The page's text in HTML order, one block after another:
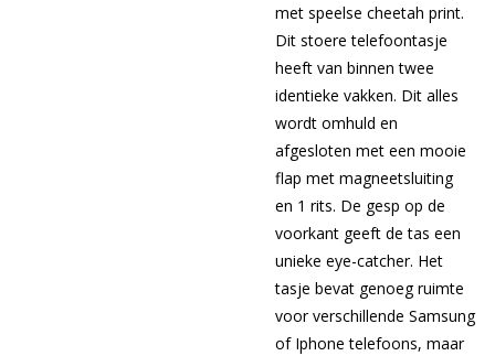
met speelse cheetah print.
Dit stoere telefoontasje
heeft van binnen twee
identieke vakken. Dit alles
wordt omhuld en
afgesloten met een mooie
flap met magneetsluiting
en 1 rits. De gesp op de
voorkant geeft de tas een
unieke eye-catcher. Het
tasje bevat genoeg ruimte
voor verschillende Samsung
of Iphone telefoons, maar